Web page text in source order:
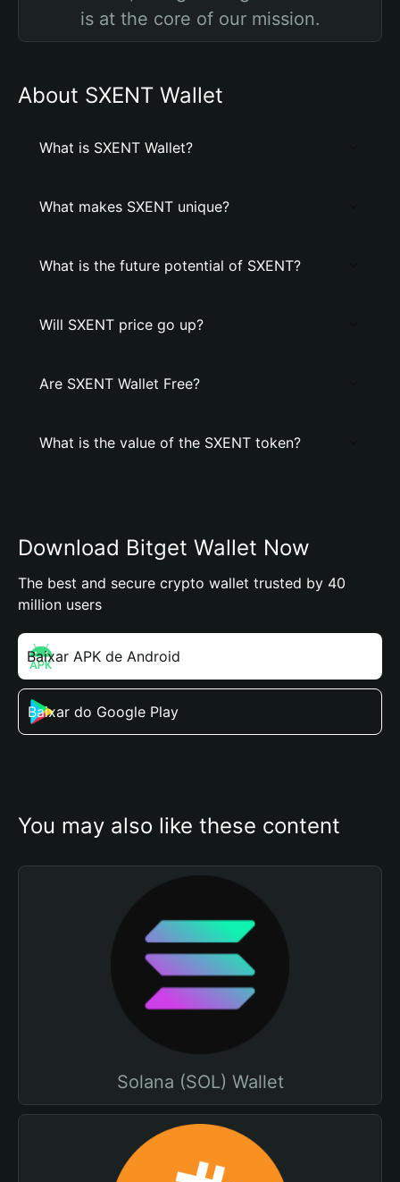
is at the core of our mission.
About SXENT Wallet
What is SXENT Wallet?
What makes SXENT unique?
What is the future potential of SXENT?
Will SXENT price go up?
Are SXENT Wallet Free?
What is the value of the SXENT token?
Download Bitget Wallet Now
The best and secure crypto wallet trusted by 40
million users
Baixar APK de Android
Baixar do Google Play
You may also like these content
Solana (SOL) Wallet